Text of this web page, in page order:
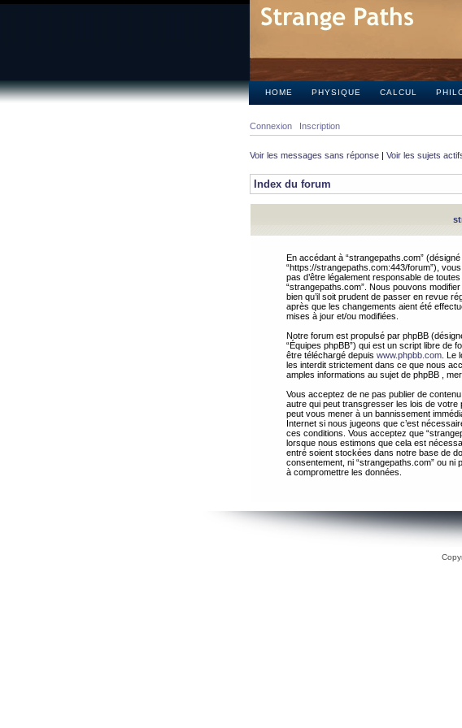
HOME PHYSIQUE CALCUL
Connexion Inscription
Voir les messages sans réponse | Voir les sujets
Index du forum
En accédant à “strangepaths.com” (désigné
“https://strangepaths.com:443/forum”),
pas d’être légalement responsable de
“strangepaths.com”. Nous pouvons
bien qu’il soit prudent de passer en revue
après que les changements aient été
mises à jour et/ou modifiées.
Notre forum est propulsé par phpBB (désigné
“Équipes phpBB”) qui est un script libre de
être téléchargé depuis www.phpbb.com .
les interdit strictement dans ce que nous
amples informations au sujet de phpBB ,
Vous acceptez de ne pas publier de
autre qui peut transgresser les lois de votre
peut vous mener à un bannissement
Internet si nous jugeons que c’est
ces conditions. Vous acceptez que
lorsque nous estimons que cela est
entré soient stockées dans notre base de
consentement, ni “strangepaths.com” ou
à compromettre les données.